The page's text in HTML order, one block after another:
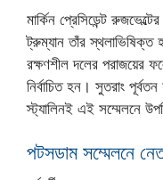
মার্কিন প্রেসিডেন্ট
ট্রুম্যান তাঁর স্থলাভিষিক্ত
রক্ষণশীল দলের পরাজয়ের
নির্বাচিত হন। সুতরাং
স্ট্যালিনই এই সম্মেলনে
পটসডাম সম্মেলনে